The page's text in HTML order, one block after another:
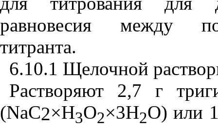
равновесия между
титранта.
6.10.1 Щелочной
Растворяют 2,7 г
(NaC2×Н3О2×3Н2О) или